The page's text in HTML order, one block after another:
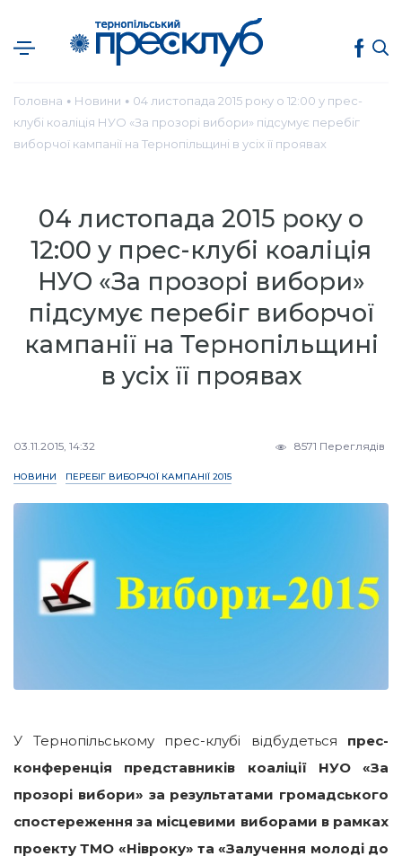
Головна ● Новини ● 04 листопада 2015 року о 12:00 у прес-
клубі коаліція НУО «За прозорі вибори» підсумує перебіг
виборчої кампанії на Тернопільщині в усіх її проявах
04 листопада 2015 року о
12:00 у прес-клубі коаліція
НУО «За прозорі вибори»
підсумує перебіг виборчої
кампанії на Тернопільщині
в усіх її проявах
03.11.2015, 14:32 8571 Переглядів
НОВИНИ ПЕРЕБІГ ВИБОРЧОЇ КАМПАНІЇ 2015
У Тернопільському прес-клубі відбудеться прес-
конференція представників коаліції НУО «За
прозорі вибори» за результатами громадського
спостереження за місцевими виборами в рамках
проекту ТМО «Нівроку» та «Залучення молоді до